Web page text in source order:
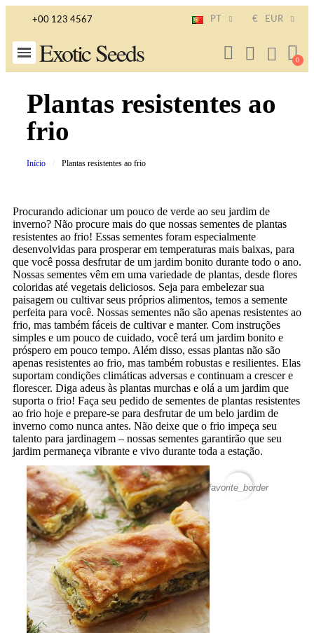
+00 123 4567 PT € EUR
Exotic Seeds
Plantas resistentes ao
frio
Início Plantas resistentes ao frio
Procurando adicionar um pouco de verde ao seu jardim de
inverno? Não procure mais do que nossas sementes de plantas
resistentes ao frio! Essas sementes foram especialmente
desenvolvidas para prosperar em temperaturas mais baixas, para
que você possa desfrutar de um jardim bonito durante todo o ano.
Nossas sementes vêm em uma variedade de plantas, desde flores
coloridas até vegetais deliciosos. Seja para embelezar sua
paisagem ou cultivar seus próprios alimentos, temos a semente
perfeita para você. Nossas sementes não são apenas resistentes ao
frio, mas também fáceis de cultivar e manter. Com instruções
simples e um pouco de cuidado, você terá um jardim bonito e
próspero em pouco tempo. Além disso, essas plantas não são
apenas resistentes ao frio, mas também robustas e resilientes. Elas
suportam condições climáticas adversas e continuam a crescer e
florescer. Diga adeus às plantas murchas e olá a um jardim que
suporta o frio! Faça seu pedido de sementes de plantas resistentes
ao frio hoje e prepare-se para desfrutar de um belo jardim de
inverno como nunca antes. Não deixe que o frio impeça seu
talento para jardinagem – nossas sementes garantirão que seu
jardim permaneça vibrante e vivo durante toda a estação.
favorite_border